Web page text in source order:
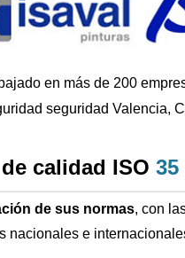
en más de 200
seguridad Valencia,
calidad ISO 35
de sus normas, con
nacionales e